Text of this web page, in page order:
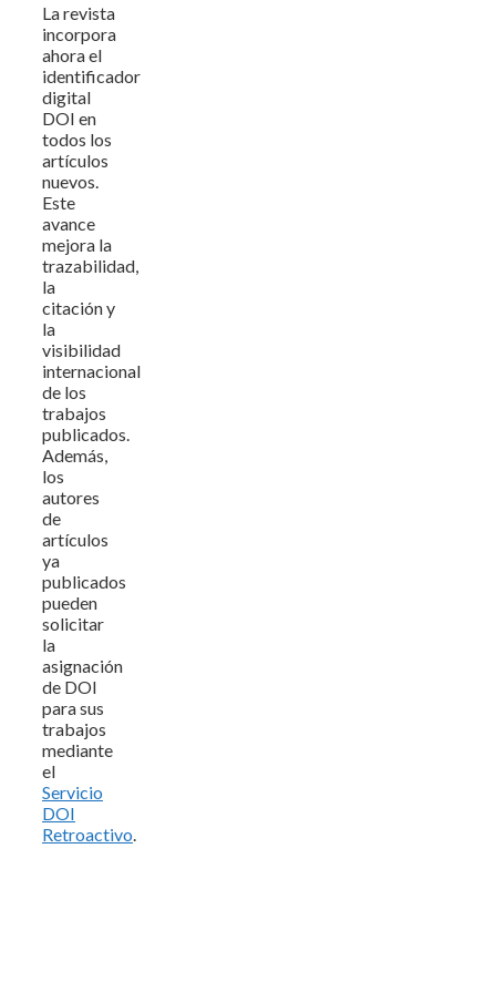
La revista
incorpora
ahora el
identificador
digital
DOI en
todos los
artículos
nuevos.
Este
avance
mejora la
trazabilidad,
la
citación y
la
visibilidad
internacional
de los
trabajos
publicados.
Además,
los
autores
de
artículos
ya
publicados
pueden
solicitar
la
asignación
de DOI
para sus
trabajos
mediante
el
Servicio
DOI
Retroactivo